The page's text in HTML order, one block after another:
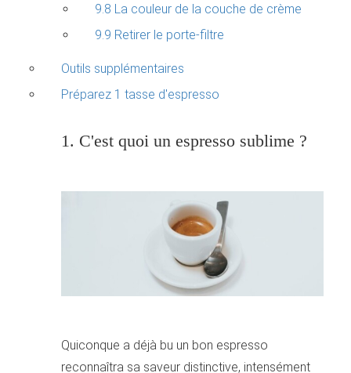
9.8 La couleur de la couche de crème
9.9 Retirer le porte-filtre
Outils supplémentaires
Préparez 1 tasse d'espresso
1. C'est quoi un espresso sublime ?
Quiconque a déjà bu un bon espresso
reconnaîtra sa saveur distinctive, intensément